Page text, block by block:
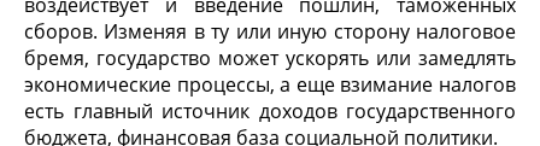
сборов. Изменяя в ту или иную сторону налоговое
бремя, государство может ускорять или замедлять
экономические процессы, а еще взимание налогов
есть главный источник доходов государственного
бюджета, финансовая база социальной политики.